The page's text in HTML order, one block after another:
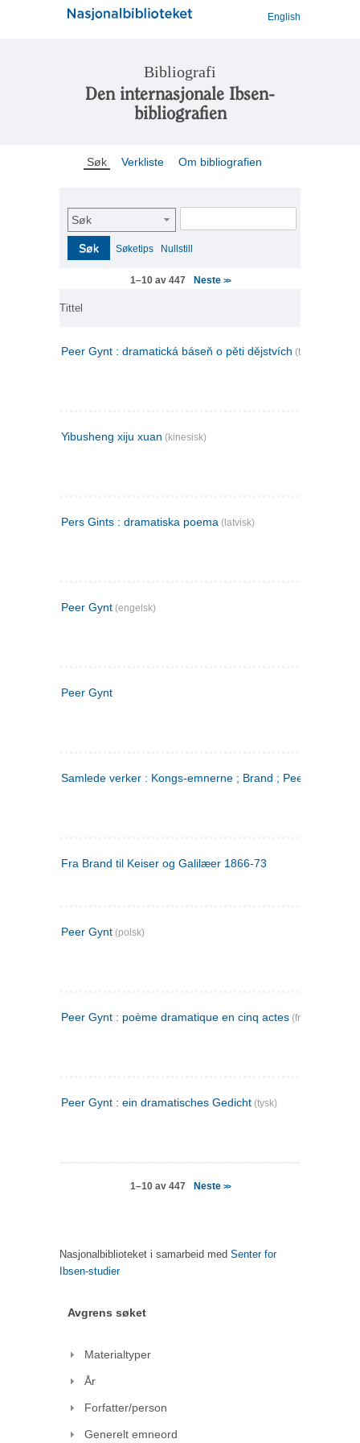
English
Bibliografi
Den internasjonale Ibsen-
bibliografien
Søk Verkliste Om bibliografien
Søk
Søk Søketips Nullstill
1–10 av 447 Neste >>
Tittel
Peer Gynt : dramatická báseň o pěti dějstvích (tsjekkisk)
Yibusheng xiju xuan (kinesisk)
Pers Gints : dramatiska poema (latvisk)
Peer Gynt (engelsk)
Peer Gynt
Samlede verker : Kongs-emnerne ; Brand ; Peer Gynt. 2
Fra Brand til Keiser og Galilæer 1866-73
Peer Gynt (polsk)
Peer Gynt : poème dramatique en cinq actes (fransk)
Peer Gynt : ein dramatisches Gedicht (tysk)
1–10 av 447 Neste >>
Nasjonalbiblioteket i samarbeid med Senter for
Ibsen-studier
Avgrens søket
Materialtyper
År
Forfatter/person
Generelt emneord